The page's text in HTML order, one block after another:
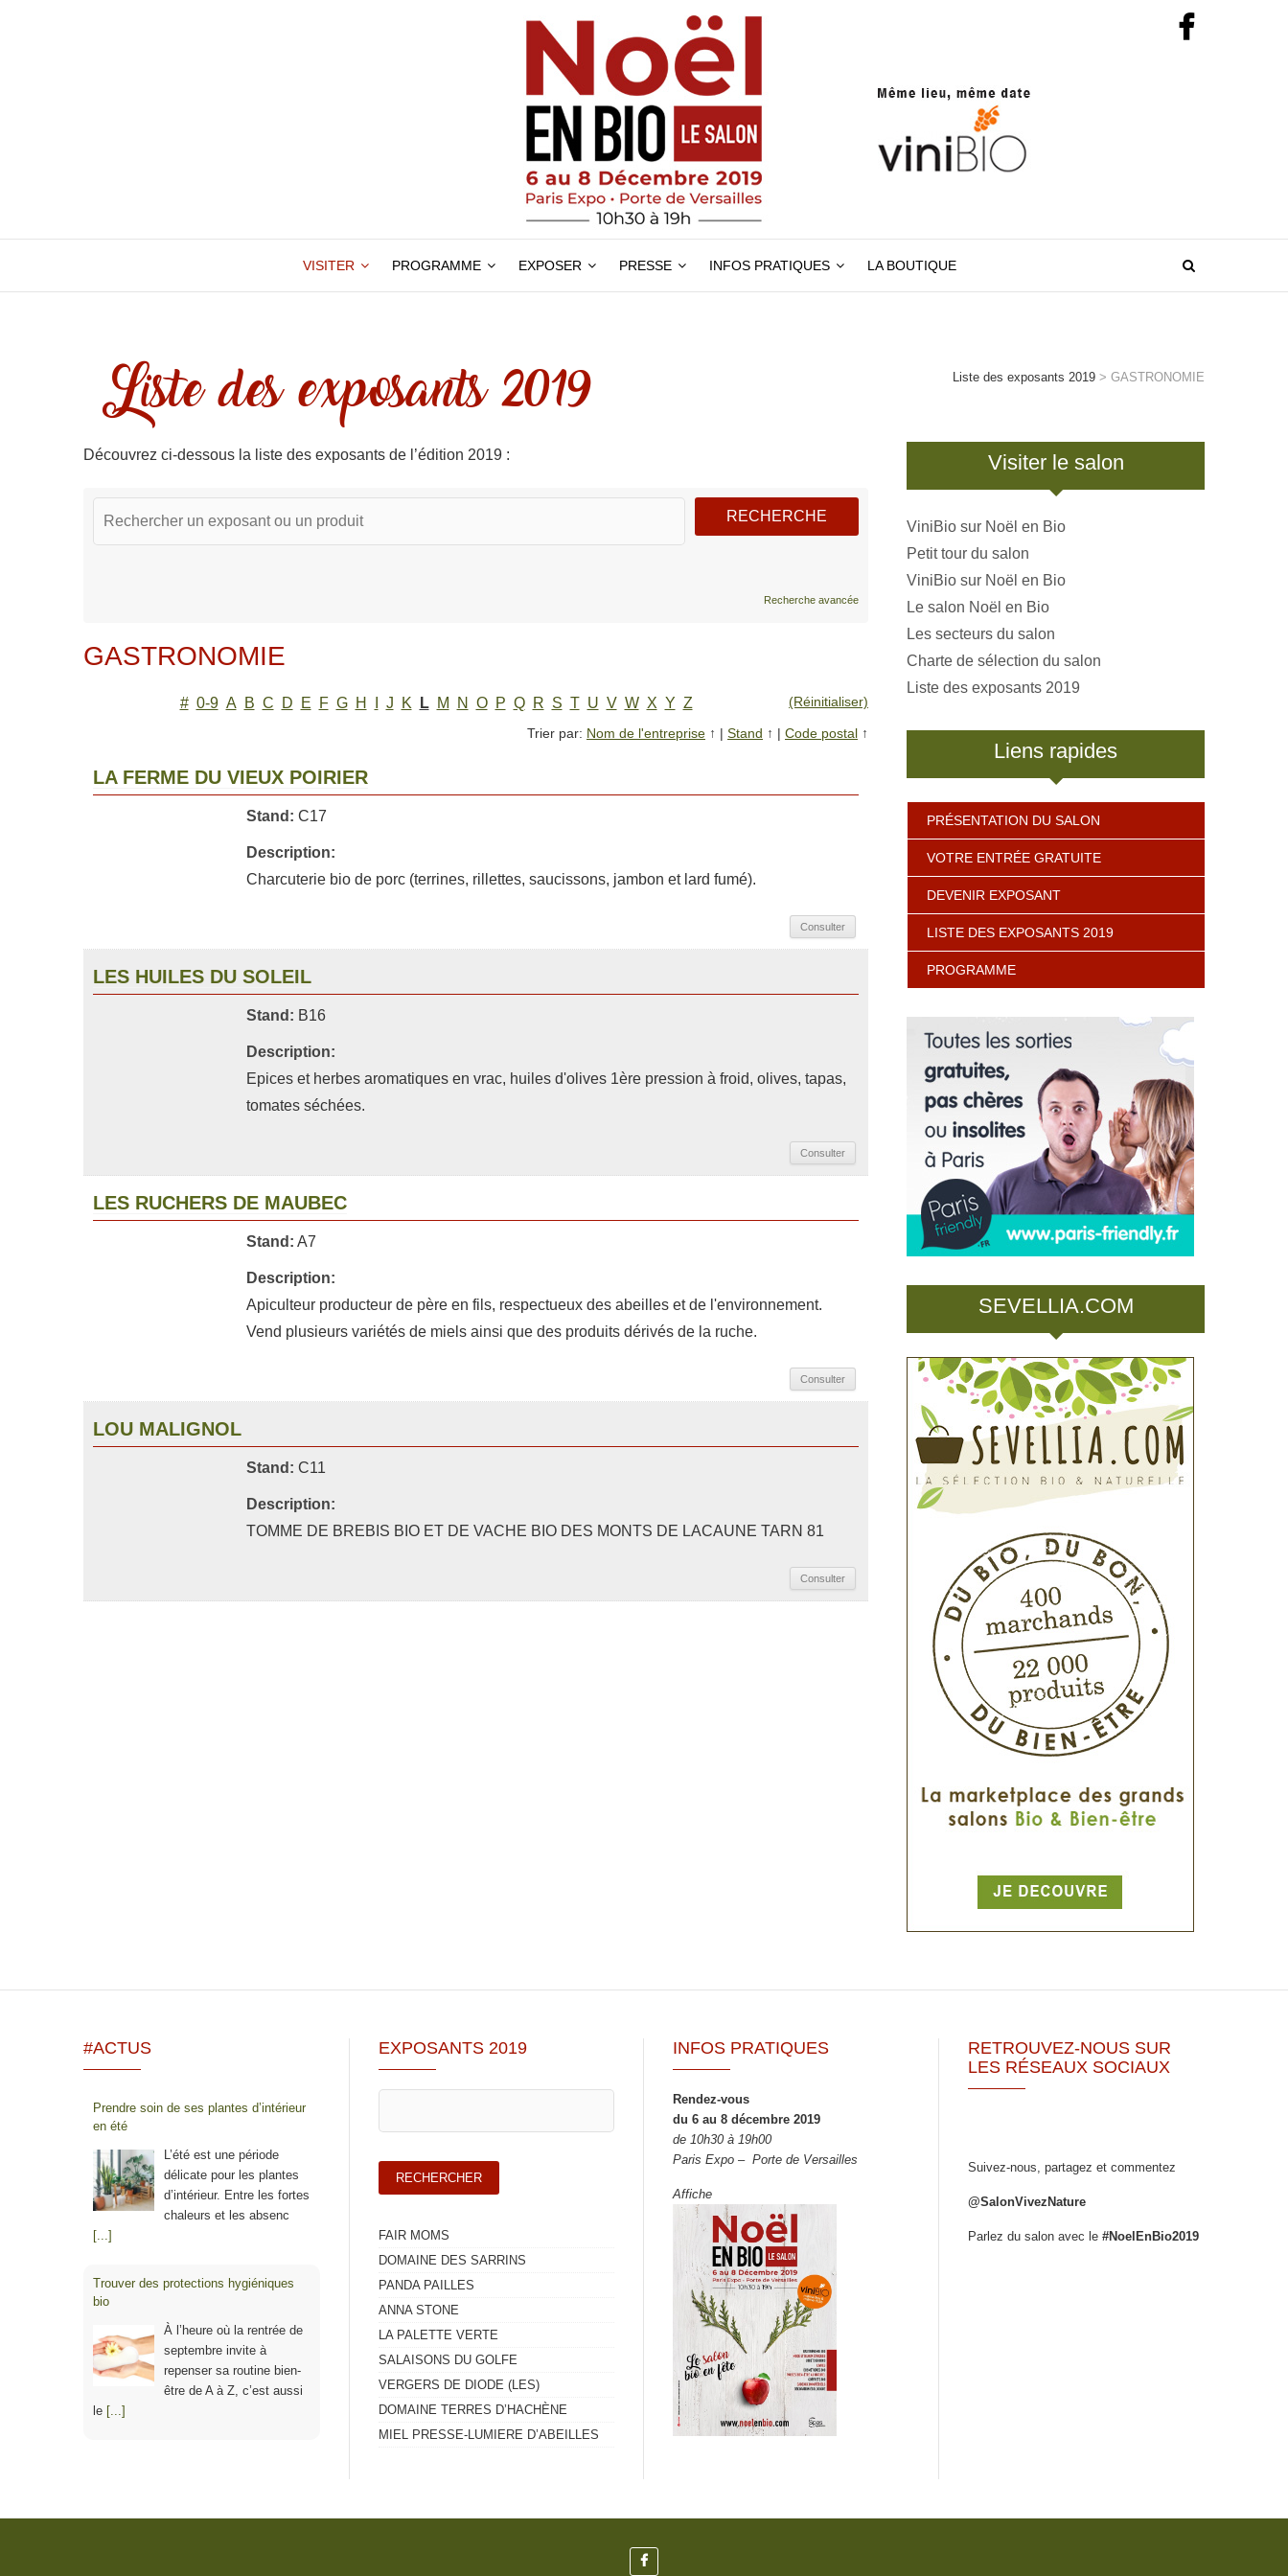
VISITER PROGRAMME EXPOSER PRESSE INFOS PRATIQUES LA BOUTIQUE
Liste des exposants 2019 Liste des exposants 2019 > GASTRONOMIE
Découvrez ci-dessous la liste des exposants de l’édition 2019 :
Recherche avancée
GASTRONOMIE
# 0-9 A B C D E F G H J K L M N O P Q R S T U V W X Y Z (Réinitialiser)
Trier par: Nom de l'entreprise ↑ | Stand ↑ | Code postal ↑
LA FERME DU VIEUX POIRIER
Stand: C17
Description:
Charcuterie bio de porc (terrines, rillettes, saucissons, jambon et lard fumé).
Consulter
LES HUILES DU SOLEIL
Stand: B16
Description:
Epices et herbes aromatiques en vrac, huiles d'olives 1ère pression à froid, olives, tapas,
tomates séchées.
Consulter
LES RUCHERS DE MAUBEC
Stand: A7
Description:
Apiculteur producteur de père en fils, respectueux des abeilles et de l'environnement.
Vend plusieurs variétés de miels ainsi que des produits dérivés de la ruche.
Consulter
LOU MALIGNOL
Stand: C11
Description:
TOMME DE BREBIS BIO ET DE VACHE BIO DES MONTS DE LACAUNE TARN 81
Consulter
Visiter le salon
ViniBio sur Noël en Bio
Petit tour du salon
ViniBio sur Noël en Bio
Le salon Noël en Bio
Les secteurs du salon
Charte de sélection du salon
Liste des exposants 2019
Liens rapides
PRÉSENTATION DU SALON
VOTRE ENTRÉE GRATUITE
DEVENIR EXPOSANT
LISTE DES EXPOSANTS 2019
PROGRAMME
SEVELLIA.COM
#ACTUS
Prendre soin de ses plantes d’intérieur
en été
L’été est une période
délicate pour les plantes
d’intérieur. Entre les fortes
chaleurs et les absenc
[...]
Trouver des protections hygiéniques
bio
À l’heure où la rentrée de
septembre invite à
repenser sa routine bien-
être de A à Z, c’est aussi
le [...]
EXPOSANTS 2019
FAIR MOMS
DOMAINE DES SARRINS
PANDA PAILLES
ANNA STONE
LA PALETTE VERTE
SALAISONS DU GOLFE
VERGERS DE DIODE (LES)
DOMAINE TERRES D’HACHÈNE
MIEL PRESSE-LUMIERE D’ABEILLES
INFOS PRATIQUES
Rendez-vous
du 6 au 8 décembre 2019
de 10h30 à 19h00
Paris Expo – Porte de Versailles
Affiche
RETROUVEZ-NOUS SUR
LES RÉSEAUX SOCIAUX
Suivez-nous, partagez et commentez
@SalonVivezNature
Parlez du salon avec le #NoelEnBio2019